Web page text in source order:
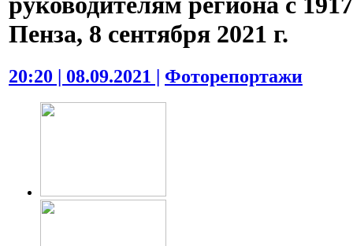
Пенза, 8 сентября 2021 г.
20:20 | 08.09.2021 | Фоторепортажи